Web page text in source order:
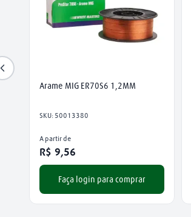
Arame MIG ER70S6 1,2MM
SKU: 50013380
A partir de
R$ 9,56
Faça login para comprar